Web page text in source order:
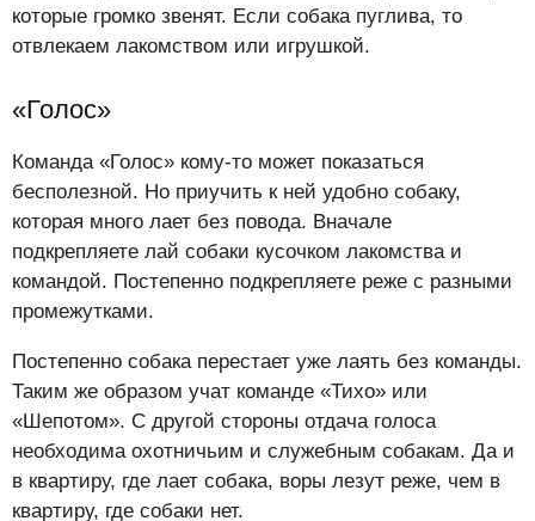
которые громко звенят. Если собака пуглива, то
отвлекаем лакомством или игрушкой.
«Голос»
Команда «Голос» кому-то может показаться
бесполезной. Но приучить к ней удобно собаку,
которая много лает без повода. Вначале
подкрепляете лай собаки кусочком лакомства и
командой. Постепенно подкрепляете реже с разными
промежутками.
Постепенно собака перестает уже лаять без команды.
Таким же образом учат команде «Тихо» или
«Шепотом». С другой стороны отдача голоса
необходима охотничьим и служебным собакам. Да и
в квартиру, где лает собака, воры лезут реже, чем в
квартиру, где собаки нет.